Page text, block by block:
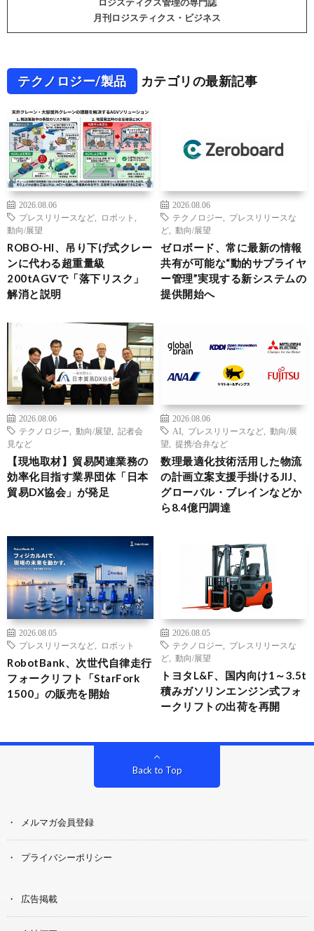
ロジスティクス管理の専門誌
月刊ロジスティクス・ビジネス
テクノロジー/製品 カテゴリの最新記事
2026.08.06
プレスリリースなど
ロボット
動向/展望
ROBO-HI、吊り下げ式クレー
ンに代わる超重量級
200tAGVで「落下リスク」
解消と説明
2026.08.06
テクノロジー
プレスリリースな
ど
動向/展望
ゼロボード、常に最新の情報
共有が可能な“動的サプライヤ
ー管理”実現する新システムの
提供開始へ
2026.08.06
テクノロジー
動向/展望
記者会
見など
【現地取材】貿易関連業務の
効率化目指す業界団体「日本
貿易DX協会」が発足
2026.08.06
AI
プレスリリースなど
動向/展
望
提携/合弁など
数理最適化技術活用した物流
の計画立案支援手掛けるJIJ、
グローバル・ブレインなどか
ら8.4億円調達
2026.08.05
プレスリリースなど
ロボット
RobotBank、次世代自律走行
フォークリフト「StarFork
1500」の販売を開始
2026.08.05
テクノロジー
プレスリリースな
ど
動向/展望
トヨタL&F、国内向け1～3.5t
積みガソリンエンジン式フォ
ークリフトの出荷を再開
Back to Top
メルマガ会員登録
プライバシーポリシー
広告掲載